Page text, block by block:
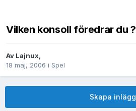
Vilken konsoll föredrar du ?
Av Lajnux,
18 maj, 2006 i Spel
Skapa inlägg